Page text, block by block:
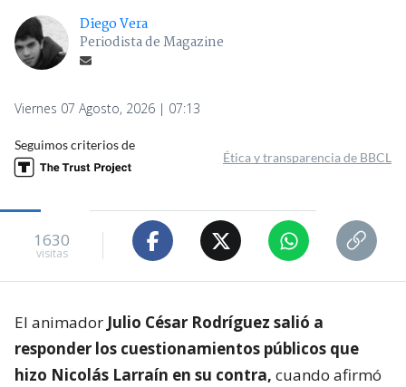
Diego Vera
Periodista de Magazine
Viernes 07 Agosto, 2026 | 07:13
Seguimos criterios de
Ética y transparencia de BBCL
1630
visitas
El animador Julio César Rodríguez salió a
responder los cuestionamientos públicos que
hizo Nicolás Larraín en su contra, cuando afirmó